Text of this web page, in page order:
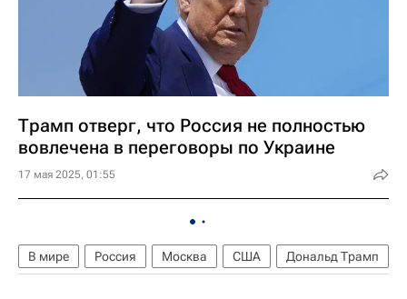
Трамп отверг, что Россия не полностью
вовлечена в переговоры по Украине
17 мая 2025, 01:55
В мире Россия Москва США Дональд Трамп